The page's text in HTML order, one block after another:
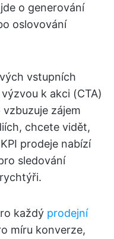
o generování
oslovování
vstupních
k akci (CTA)
zájem
chcete vidět,
prodeje nabízí
sledování
každý prodejní
míru konverze,